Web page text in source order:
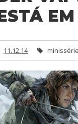
11.12.14 minissérie